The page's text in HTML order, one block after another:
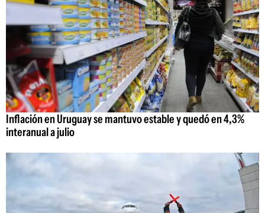
Inflación en Uruguay se mantuvo estable y quedó en 4,3%
interanual a julio